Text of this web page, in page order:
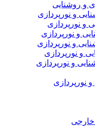
و روشنایی
و نورپردازی
و نورپردازی
و نورپردازی
و نورپردازی
و نورپردازی
و نورپردازی
نورپردازی